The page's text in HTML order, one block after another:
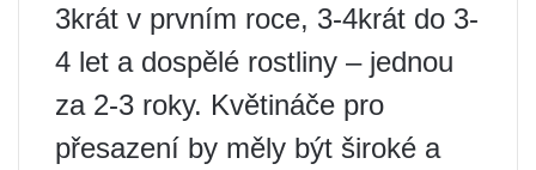
3krát v prvním roce, 3-4krát do 3-
4 let a dospělé rostliny – jednou
za 2-3 roky. Květináče pro
přesazení by měly být široké a